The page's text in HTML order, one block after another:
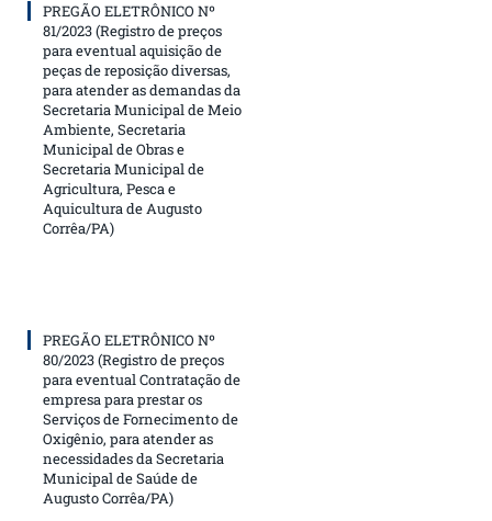
PREGÃO ELETRÔNICO Nº
81/2023 (Registro de preços
para eventual aquisição de
peças de reposição diversas,
para atender as demandas da
Secretaria Municipal de Meio
Ambiente, Secretaria
Municipal de Obras e
Secretaria Municipal de
Agricultura, Pesca e
Aquicultura de Augusto
Corrêa/PA)
PREGÃO ELETRÔNICO Nº
80/2023 (Registro de preços
para eventual Contratação de
empresa para prestar os
Serviços de Fornecimento de
Oxigênio, para atender as
necessidades da Secretaria
Municipal de Saúde de
Augusto Corrêa/PA)